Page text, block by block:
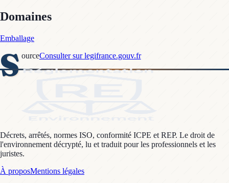
Domaines
Emballage
S ourceConsulter sur legifrance.gouv.fr
Décrets, arrêtés, normes ISO, conformité ICPE et REP. Le droit de
l'environnement décrypté, lu et traduit pour les professionnels et les
juristes.
À proposMentions légales